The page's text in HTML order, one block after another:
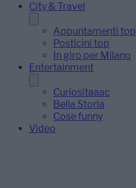
City & Travel
Appuntamenti top
Posticini top
In giro per Milano
Entertainment
Curiositaaac
Bella Storia
Cose funny
Video